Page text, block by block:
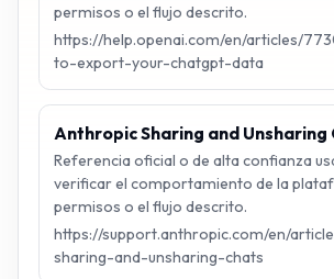
permisos o el flujo descrito.
https://help.openai.com/en/articles/
to-export-your-chatgpt-data
Anthropic Sharing and Unsharing
Referencia oficial o de alta confianza
verificar el comportamiento de la
permisos o el flujo descrito.
https://support.anthropic.com/en/
sharing-and-unsharing-chats